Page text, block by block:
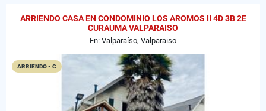
ARRIENDO CASA EN CONDOMINIO LOS AROMOS II 4D 3B 2E
CURAUMA VALPARAISO
En: Valparaíso, Valparaiso
ARRIENDO - C